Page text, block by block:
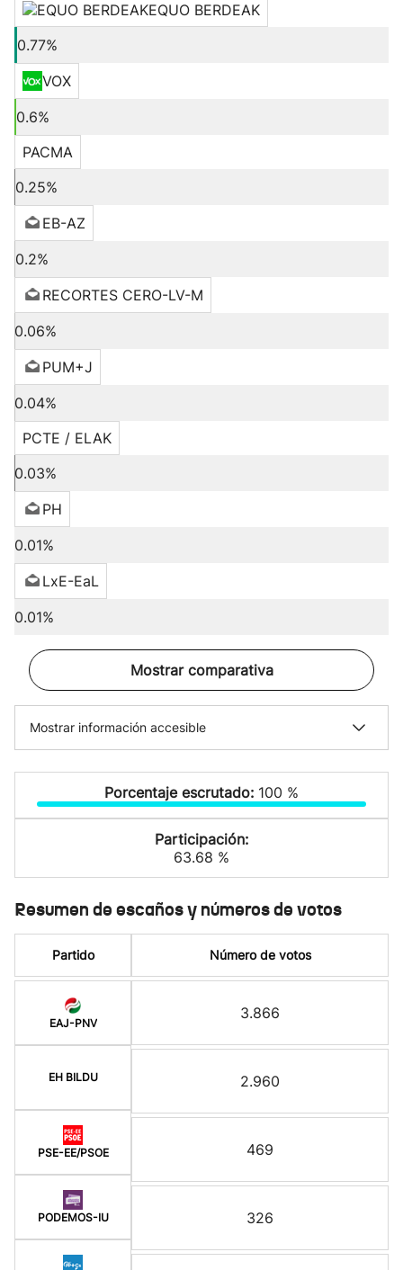
EQUO BERDEAK
0.77%
VOX
0.6%
PACMA
0.25%
EB-AZ
0.2%
RECORTES CERO-LV-M
0.06%
PUM+J
0.04%
PCTE / ELAK
0.03%
PH
0.01%
LxE-EaL
0.01%
Mostrar comparativa
Mostrar información accesible
Porcentaje escrutado: 100 %
Participación:
63.68 %
Resumen de escaños y números de votos
Partido
EAJ-PNV
EH BILDU
PSE-EE/PSOE
PODEMOS-IU
Número de votos
3.866
2.960
469
326